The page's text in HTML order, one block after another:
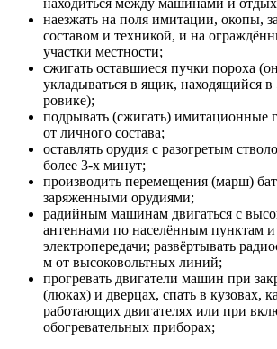
находиться между машинами и
наезжать на поля имитации, окопы,
составом и техникой, и на
участки местности;
сжигать оставшиеся пучки пороха
укладываться в ящик, находящийся в
ровике);
подрывать (сжигать) имитационные
от личного состава;
оставлять орудия с разогретым
более 3-х минут;
производить перемещения (марш)
заряженными орудиями;
радийным машинам двигаться с
антеннами по населённым пунктам
электропередачи; развёртывать
м от высоковольтных линий;
прогревать двигатели машин при
(люках) и дверцах, спать в кузовах,
работающих двигателях или при
обогревательных приборах;